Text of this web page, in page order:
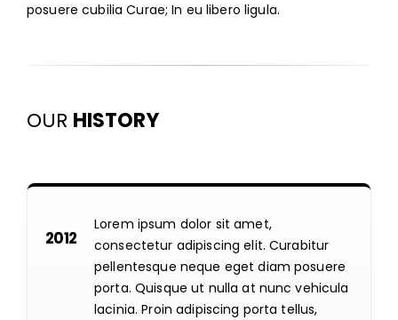
posuere cubilia Curae; In eu libero ligula.
OUR HISTORY
2012
Lorem ipsum dolor sit amet,
consectetur adipiscing elit. Curabitur
pellentesque neque eget diam posuere
porta. Quisque ut nulla at nunc vehicula
lacinia. Proin adipiscing porta tellus,